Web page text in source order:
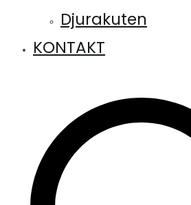
Djurakuten
KONTAKT